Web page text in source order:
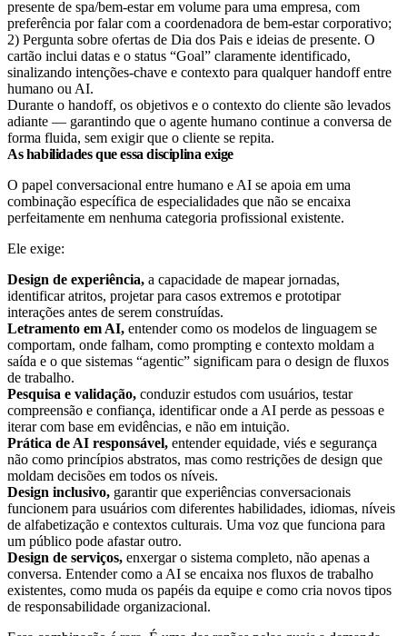
Durante o handoff, os objetivos e o contexto do cliente são levados
adiante — garantindo que o agente humano continue a conversa de
forma fluida, sem exigir que o cliente se repita.
As habilidades que essa disciplina exige
O papel conversacional entre humano e AI se apoia em uma
combinação específica de especialidades que não se encaixa
perfeitamente em nenhuma categoria profissional existente.
Ele exige:
Design de experiência, a capacidade de mapear jornadas,
identificar atritos, projetar para casos extremos e prototipar
interações antes de serem construídas.
Letramento em AI, entender como os modelos de linguagem se
comportam, onde falham, como prompting e contexto moldam a
saída e o que sistemas “agentic” significam para o design de fluxos
de trabalho.
Pesquisa e validação, conduzir estudos com usuários, testar
compreensão e confiança, identificar onde a AI perde as pessoas e
iterar com base em evidências, e não em intuição.
Prática de AI responsável, entender equidade, viés e segurança
não como princípios abstratos, mas como restrições de design que
moldam decisões em todos os níveis.
Design inclusivo, garantir que experiências conversacionais
funcionem para usuários com diferentes habilidades, idiomas, níveis
de alfabetização e contextos culturais. Uma voz que funciona para
um público pode afastar outro.
Design de serviços, enxergar o sistema completo, não apenas a
conversa. Entender como a AI se encaixa nos fluxos de trabalho
existentes, como muda os papéis da equipe e como cria novos tipos
de responsabilidade organizacional.